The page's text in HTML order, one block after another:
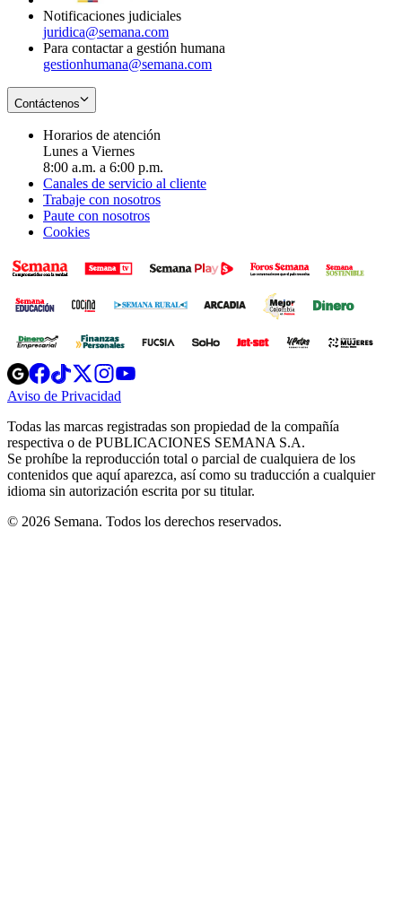
Notificaciones judiciales
juridica@semana.com
Para contactar a gestión humana
gestionhumana@semana.com
Contáctenos
Horarios de atención
Lunes a Viernes
8:00 a.m. a 6:00 p.m.
Canales de servicio al cliente
Trabaje con nosotros
Paute con nosotros
Cookies
Opens
in
new
Opens
in
new
Opens
in
new
window
Opens
new
windowwindow
Aviso de Privacidad
new
window
Todas las marcas registradas son propiedad de la compañía
respectiva o de PUBLICACIONES SEMANA S.A.
Se prohíbe la reproducción total o parcial de cualquiera de los
contenidos que aquí aparezca, así como su traducción a cualquier
idioma sin autorización escrita por su titular.
© 2026 Semana. Todos los derechos reservados.